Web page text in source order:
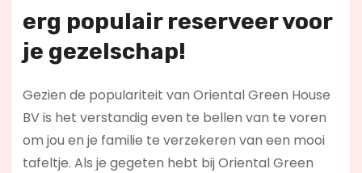
erg populair reserveer voor
je gezelschap!
Gezien de populariteit van Oriental Green House
BV is het verstandig even te bellen van te voren
om jou en je familie te verzekeren van een mooi
tafeltje. Als je gegeten hebt bij Oriental Green